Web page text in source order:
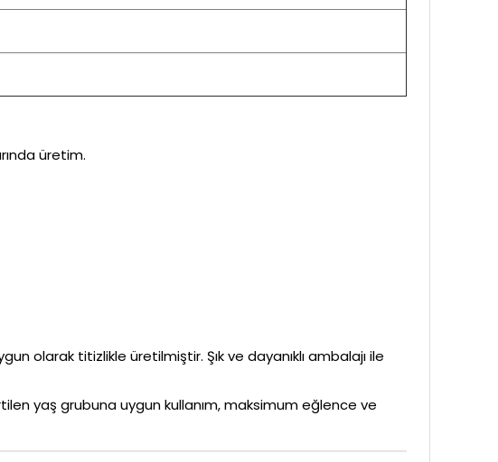
üretim.
olarak titizlikle üretilmiştir. Şık ve dayanıklı ambalajı ile
yaş grubuna uygun kullanım, maksimum eğlence ve